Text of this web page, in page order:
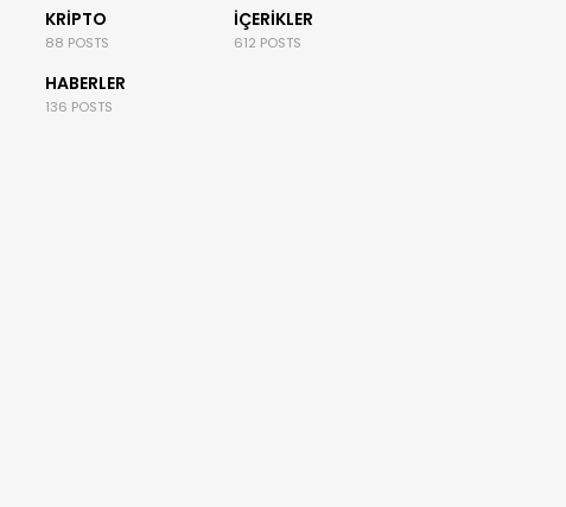
KRIPTO
88 POSTS
İÇERIKLER
612 POSTS
HABERLER
136 POSTS